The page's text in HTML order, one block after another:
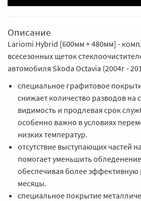
Описание
Lariomi Hybrid [600мм + 480мм] -
всесезонных щеток
автомобиля Skoda Octavia (2004г -
специальное графитовое
снижает количество разводов на
видимость и продлевая срок
особенно важно в условиях
низких температур.
отсутствие выступающих частей
помогает уменьшить
обеспечивая более эффективную
месяцы.
специальное покрытие